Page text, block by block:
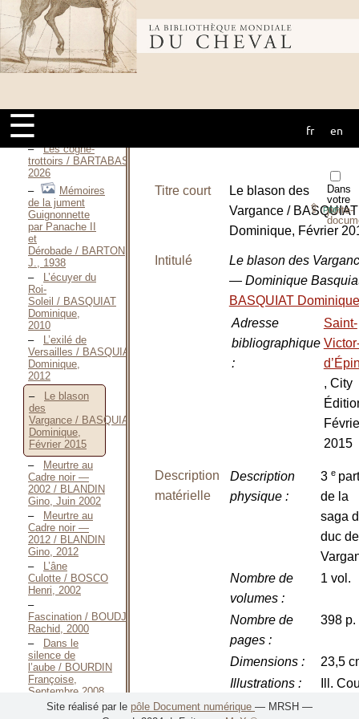
Bibliothèque
mondiale du
cheval
☰ fr en
(poche) / AYMÉ
Marcel, Juin
2004
Adieu
Goulsary / AÏTMATOV
Tchinguiz, 2012
Journal de
1920 / BABEL
Isaac, Juin 1997
Les cogne-
trottoirs / BARTABAS,
2026
Mémoires
de la jument
Guignonnette
par Panache II
et
Dérobade / BARTON
J., 1938
L’écuyer du
Roi-
Soleil / BASQUIAT
Dominique,
2010
L’exilé de
Versailles / BASQUIAT
Dominique,
2012
Le blason
des
Vargance / BASQUIAT
Dominique,
Février 2015
Meurtre au
Cadre noir —
2002 / BLANDIN
Gino, Juin 2002
Meurtre au
Cadre noir —
2012 / BLANDIN
Gino, 2012
L’âne
Culotte / BOSCO
Henri, 2002
Fascination / BOUDJEDRA
Rachid, 2000
Dans le
silence de
l’aube / BOURDIN
Françoise,
Septembre 2008
Comme un
Dans
votre
porte-
⇪PDF
Titre court
Le blason des
Vargance / BASQUIAT
Dominique, Février
Intitulé
Le blason des
— Dominique
BASQUIAT Dominique
Adresse
bibliographique
:
Saint-
, City
2015
Description
matérielle
Description
physique:
3 e
de la
saga
duc de
Nombre de
volumes:
1 vol.
Nombre de
pages:
398 p.
Dimensions:
23,5
Illustrations: Ill.
Langue(s) Français
Site réalisé par le pôle Document numérique — MRSH —